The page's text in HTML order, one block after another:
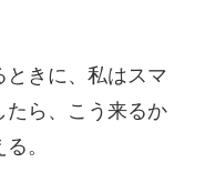
ときに、私はスマ
たら、こう来るか
。